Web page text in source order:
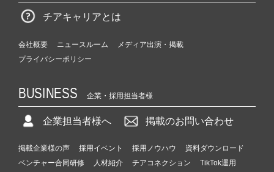
チアキャリアとは
会社概要 ニュースルーム
メディア出演・掲載
プライバシーポリシー
BUSINESS 企業・採用担当者様
企業担当者様へ 掲載のお問い合わせ
掲載企業様の声 採用イベント 採用ノウハウ
資料ダウンロード
ベンチャー合同研修
人材紹介 チアコネクション TikTok運用